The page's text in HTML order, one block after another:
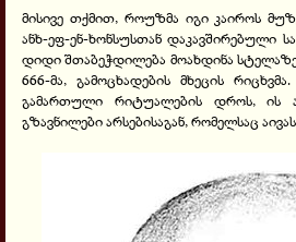
მისივე თქმით, როუზმა იგი კაიროს
ანხ-ეფ-ენ-ხონსუსთან დაკავშირებული
დიდი შთაბეჭდილება მოახდინა
666-მა, გამოცხადების მხეცის
გამართული რიტუალების დროს, ის
გზავნილები არსებისაგან, რომელსაც